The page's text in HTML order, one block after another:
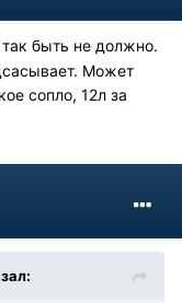
быть не должно.
Может
сопло, 12л за